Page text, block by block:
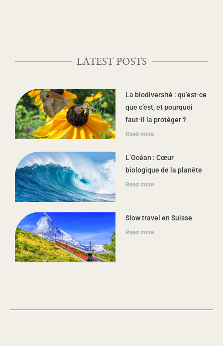
LATEST POSTS
La biodiversité : qu’est-ce
que c’est, et pourquoi
faut-il la protéger ?
Read more
L’Océan : Cœur
biologique de la planète
Read more
Slow travel en Suisse
Read more